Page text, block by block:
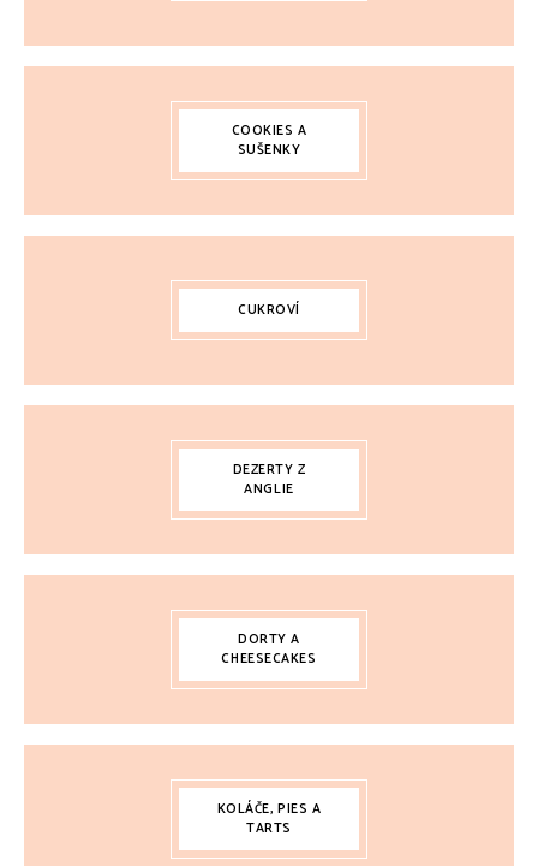
COOKIES A
SUŠENKY
CUKROVÍ
DEZERTY Z
ANGLIE
DORTY A
CHEESECAKES
KOLÁČE, PIES A
TARTS